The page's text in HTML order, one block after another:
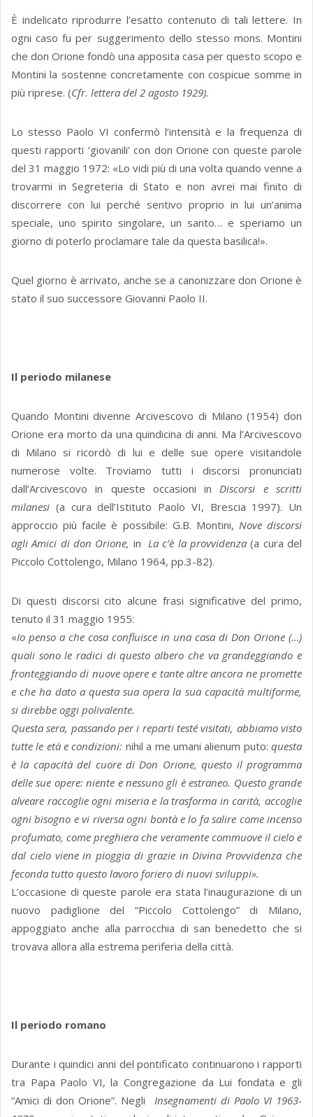
È indelicato riprodurre l’esatto contenuto di tali lettere. In
ogni caso fu per suggerimento dello stesso mons. Montini
che don Orione fondò una apposita casa per questo scopo e
Montini la sostenne concretamente con cospicue somme in
più riprese. (Cfr. lettera del 2 agosto 1929).
Lo stesso Paolo VI confermò l’intensità e la frequenza di
questi rapporti ‘giovanili’ con don Orione con queste parole
del 31 maggio 1972: «Lo vidi più di una volta quando venne a
trovarmi in Segreteria di Stato e non avrei mai finito di
discorrere con lui perché sentivo proprio in lui un’anima
speciale, uno spirito singolare, un santo… e speriamo un
giorno di poterlo proclamare tale da questa basilica!».
Quel giorno è arrivato, anche se a canonizzare don Orione è
stato il suo successore Giovanni Paolo II.
Il periodo milanese
Quando Montini divenne Arcivescovo di Milano (1954) don
Orione era morto da una quindicina di anni. Ma l’Arcivescovo
di Milano si ricordò di lui e delle sue opere visitandole
numerose volte. Troviamo tutti i discorsi pronunciati
dall’Arcivescovo in queste occasioni inDiscorsi e scritti
milanesi (a cura dell’Istituto Paolo VI, Brescia 1997). Un
approccio più facile è possibile: G.B. Montini, Nove discorsi
agli Amici di don Orione, in La c’è la provvidenza(a cura del
Piccolo Cottolengo, Milano 1964, pp.3-82).
Di questi discorsi cito alcune frasi significative del primo,
tenuto il 31 maggio 1955:
«Io penso a che cosa confluisce in una casa di Don Orione (…)
quali sono le radici di questo albero che va grandeggiando e
fronteggiando di nuove opere e tante altre ancora ne promette
e che ha dato a questa sua opera la sua capacità multiforme,
si direbbe oggi polivalente.
Questa sera, passando per i reparti testé visitati, abbiamo visto
tutte le età e condizioni: nihil a me umani alienum puto:questa
è la capacità del cuore di Don Orione, questo il programma
delle sue opere: niente e nessuno gli è estraneo. Questo grande
alveare raccoglie ogni miseria e la trasforma in carità, accoglie
ogni bisogno e vi riversa ogni bontà e lo fa salire come incenso
profumato, come preghiera che veramente commuove il cielo e
dal cielo viene in pioggia di grazie in Divina Provvidenza che
feconda tutto questo lavoro foriero di nuovi sviluppi».
L’occasione di queste parole era stata l’inaugurazione di un
nuovo padiglione del “Piccolo Cottolengo” di Milano,
appoggiato anche alla parrocchia di san benedetto che si
trovava allora alla estrema periferia della città.
Il periodo romano
Durante i quindici anni del pontificato continuarono i rapporti
tra Papa Paolo VI, la Congregazione da Lui fondata e gli
“Amici di don Orione”. Negli Insegnamenti di Paolo VI 1963-